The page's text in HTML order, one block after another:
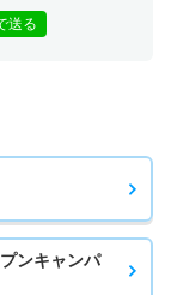
送る
ンキャンパ